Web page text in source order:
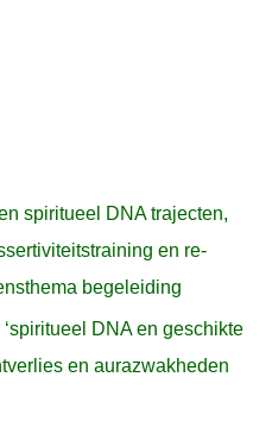
spiritueel DNA trajecten,
en re-
begeleiding
DNA en geschikte
en aurazwakheden